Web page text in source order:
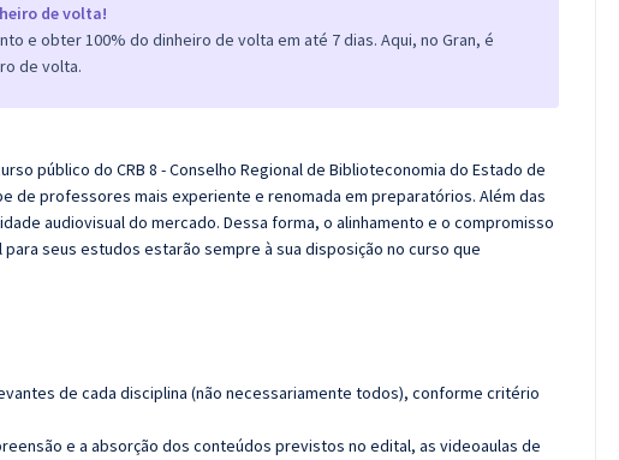
de volta!
e obter 100% do dinheiro de volta em até 7 dias. Aqui, no Gran, é
de volta.
público do CRB 8 - Conselho Regional de Biblioteconomia do Estado de
de professores mais experiente e renomada em preparatórios. Além das
audiovisual do mercado. Dessa forma, o alinhamento e o compromisso
seus estudos estarão sempre à sua disposição no curso que
de cada disciplina (não necessariamente todos), conforme critério
e a absorção dos conteúdos previstos no edital, as videoaulas de